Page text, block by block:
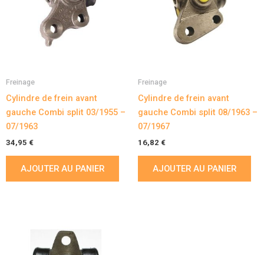
Freinage
Cylindre de frein avant
gauche Combi split 03/1955 –
07/1963
34,95 €
AJOUTER AU PANIER
Freinage
Cylindre de frein avant
gauche Combi split 08/1963 –
07/1967
16,82 €
AJOUTER AU PANIER